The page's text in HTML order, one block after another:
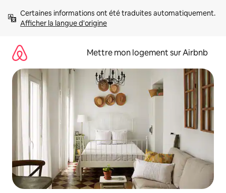
directement
Afficher la langue d'origine
Mettre mon logement sur Airbnb